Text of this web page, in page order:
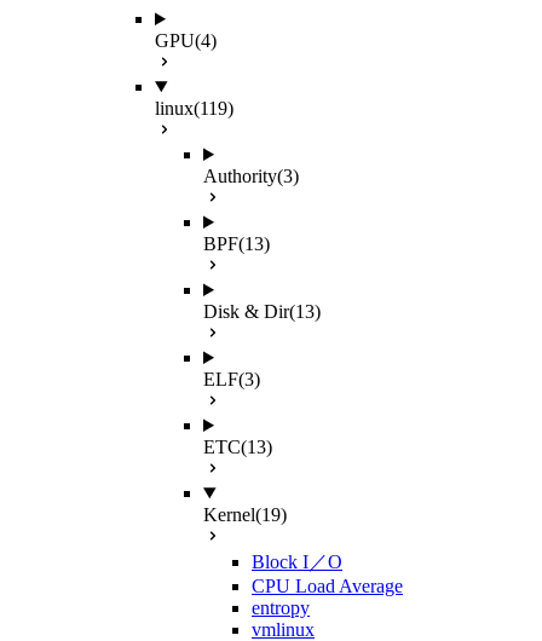
GPU(4)
linux(119)
Authority(3)
BPF(13)
Disk & Dir(13)
ELF(3)
ETC(13)
Kernel(19)
Block I／O
CPU Load Average
entropy
vmlinux